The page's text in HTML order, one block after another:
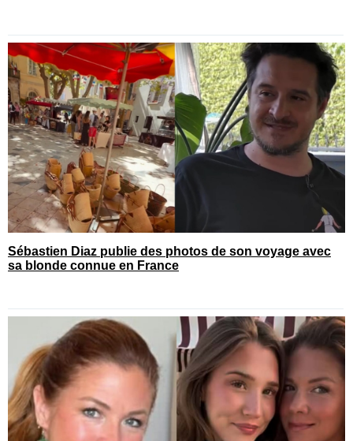
Sébastien Diaz publie des photos de son voyage avec
sa blonde connue en France